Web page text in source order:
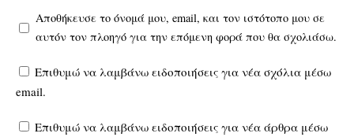
Αποθήκευσε το όνομά μου, email, και τον ιστότοπο μου σε
αυτόν τον πλοηγό για την επόμενη φορά που θα σχολιάσω.
Επιθυμώ να λαμβάνω ειδοποιήσεις για νέα σχόλια μέσω
email.
Επιθυμώ να λαμβάνω ειδοποιήσεις για νέα άρθρα μέσω